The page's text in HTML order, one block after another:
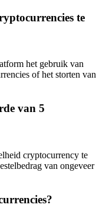
te
het gebruik van
of het storten van
van 5
cryptocurrency te
van ongeveer